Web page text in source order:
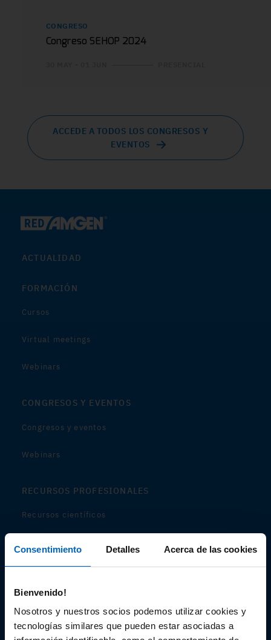
Consentimiento Detalles Acerca de las cookies
Bienvenido!
Nosotros y nuestros socios podemos utilizar cookies y
tecnologías similares que pueden estar asociadas a
CONGRESO
Congreso SEHOP 2024
ACCEDE A TODOS LOS CONGRESOS Y
EVENTOS
ACTUALIDAD
FORMACIÓN
Cursos
Virtual meetings
Webinars
CONGRESOS Y EVENTOS
Congresos y eventos
Webinars
RECURSOS PROFESIONALES
Recursos científicos
Audiovisual
Espacio de Información Médica